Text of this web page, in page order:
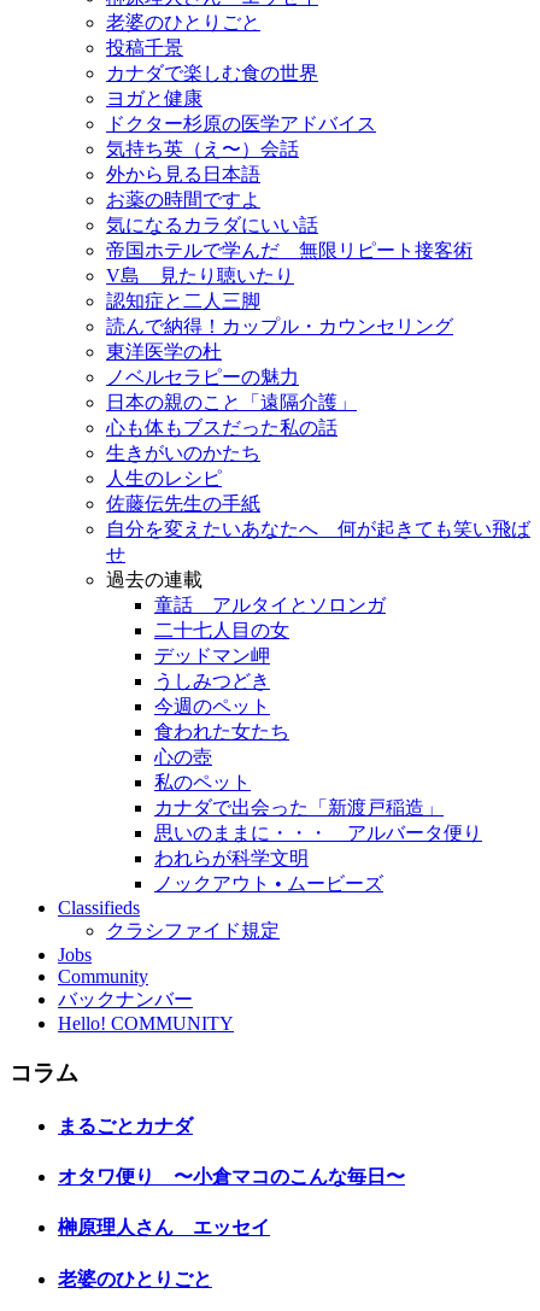
老婆のひとりごと
投稿千景
カナダで楽しむ食の世界
ヨガと健康
ドクター杉原の医学アドバイス
気持ち英（え〜）会話
外から見る日本語
お薬の時間ですよ
気になるカラダにいい話
帝国ホテルで学んだ 無限リピート接客術
V島 見たり聴いたり
認知症と二人三脚
読んで納得！カップル・カウンセリング
東洋医学の杜
ノベルセラピーの魅力
日本の親のこと「遠隔介護」
心も体もブスだった私の話
生きがいのかたち
人生のレシピ
佐藤伝先生の手紙
自分を変えたいあなたへ 何が起きても笑い飛ば
せ
過去の連載
童話 アルタイとソロンガ
二十七人目の女
デッドマン岬
うしみつどき
今週のペット
食われた女たち
心の壺
私のペット
カナダで出会った「新渡戸稲造」
思いのままに・・・ アルバータ便り
われらが科学文明
ノックアウト • ムービーズ
Classifieds
クラシファイド規定
Jobs
Community
バックナンバー
Hello! COMMUNITY
コラム
まるごとカナダ
オタワ便り 〜小倉マコのこんな毎日〜
榊原理人さん エッセイ
老婆のひとりごと